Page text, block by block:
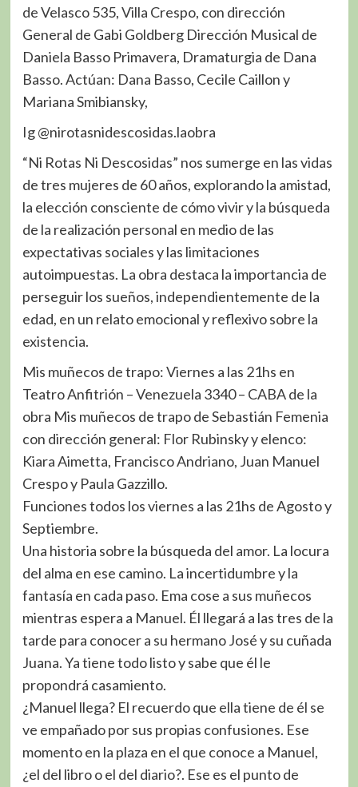
de Velasco 535, Villa Crespo, con dirección
General de Gabi Goldberg Dirección Musical de
Daniela Basso Primavera, Dramaturgia de Dana
Basso. Actúan: Dana Basso, Cecile Caillon y
Mariana Smibiansky,
Ig @nirotasnidescosidas.laobra
“Ni Rotas Ni Descosidas” nos sumerge en las vidas
de tres mujeres de 60 años, explorando la amistad,
la elección consciente de cómo vivir y la búsqueda
de la realización personal en medio de las
expectativas sociales y las limitaciones
autoimpuestas. La obra destaca la importancia de
perseguir los sueños, independientemente de la
edad, en un relato emocional y reflexivo sobre la
existencia.
Mis muñecos de trapo: Viernes a las 21hs en
Teatro Anfitrión – Venezuela 3340 – CABA de la
obra Mis muñecos de trapo de Sebastián Femenia
con dirección general: Flor Rubinsky y elenco:
Kiara Aimetta, Francisco Andriano, Juan Manuel
Crespo y Paula Gazzillo.
Funciones todos los viernes a las 21hs de Agosto y
Septiembre.
Una historia sobre la búsqueda del amor. La locura
del alma en ese camino. La incertidumbre y la
fantasía en cada paso. Ema cose a sus muñecos
mientras espera a Manuel. Él llegará a las tres de la
tarde para conocer a su hermano José y su cuñada
Juana. Ya tiene todo listo y sabe que él le
propondrá casamiento.
¿Manuel llega? El recuerdo que ella tiene de él se
ve empañado por sus propias confusiones. Ese
momento en la plaza en el que conoce a Manuel,
¿el del libro o el del diario?. Ese es el punto de